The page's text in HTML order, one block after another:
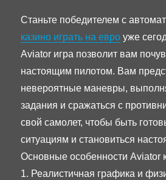
Станьте победителем с
казино играть на евро уже
Aviator игра позволит вам
настоящим пилотом. Вам
невероятные маневры,
задания и сражаться с
свой самолет, чтобы быть
ситуациям и становиться
Основные особенности Aviator
1. Реалистичная графика и